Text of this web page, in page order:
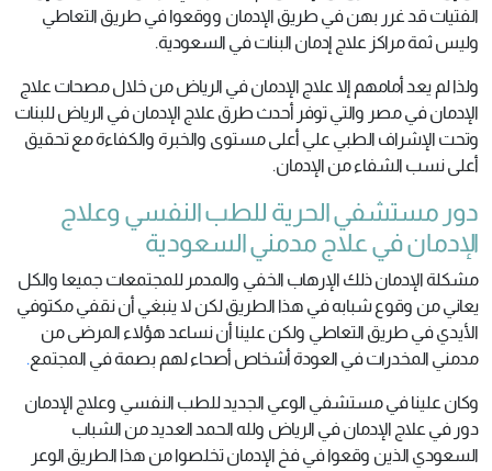
الفتيات قد غرر بهن في طريق الإدمان ووقعوا في طريق التعاطي
وليس ثمة مراكز علاج إدمان البنات في السعودية.
ولذا لم يعد أمامهم إلا علاج الإدمان في الرياض من خلال مصحات علاج
الإدمان في مصر والتي توفر أحدث طرق علاج الإدمان في الرياض للبنات
وتحت الإشراف الطبي علي أعلى مستوى والخبرة والكفاءة مع تحقيق
أعلى نسب الشفاء من الإدمان.
دور مستشفي الحرية للطب النفسي وعلاج
الإدمان في علاج مدمني السعودية
مشكلة الإدمان ذلك الإرهاب الخفي والمدمر للمجتمعات جميعا والكل
يعاني من وقوع شبابه في هذا الطريق لكن لا ينبغي أن نقفي مكتوفي
الأيدي في طريق التعاطي ولكن علينا أن نساعد هؤلاء المرضى من
مدمني المخدرات في العودة أشخاص أصحاء لهم بصمة في المجتمع.
وكان علينا في مستشفي الوعي الجديد للطب النفسي وعلاج الإدمان
دور في علاج الإدمان في الرياض ولله الحمد العديد من الشباب
السعودي الذين وقعوا في فخ الإدمان تخلصوا من هذا الطريق الوعر